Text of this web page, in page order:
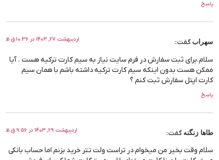
پاسخ
سهراب گفت: اردیبهشت 27, 1403 در 10:36 ق.ظ
سلام.برای ثبت سفارش در فرم سایت نیاز به سیم کارت ترکیه هست . آیا
ممکن هست بدون اینکه سیم کارت ترکیه داشته باشم با همان سیم
کارت اپتل سفارش ثبت کنم ؟
پاسخ
طاها زنگنه گفت: اردیبهشت 29, 1403 در 9:56 ق.ظ
سلام وقت بخیر من میخوام در تراست ولت تتر خرید بزنم اما حساب بانکی